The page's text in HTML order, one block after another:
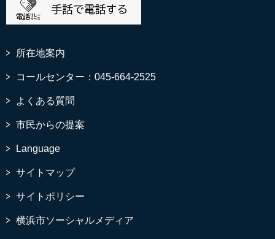
所在地案内
コールセンター：045-664-2525
よくある質問
市民からの提案
Language
サイトマップ
サイトポリシー
横浜市ソーシャルメディア